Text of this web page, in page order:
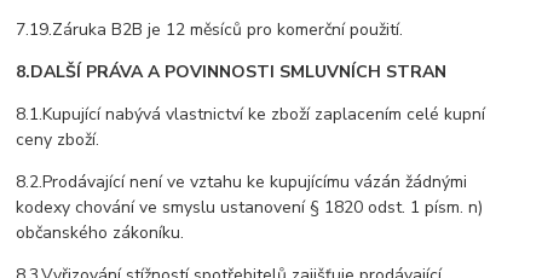
7.19.Záruka B2B je 12 měsíců pro komerční použití.
8.DALŠÍ PRÁVA A POVINNOSTI SMLUVNÍCH STRAN
8.1.Kupující nabývá vlastnictví ke zboží zaplacením celé kupní
ceny zboží.
8.2.Prodávající není ve vztahu ke kupujícímu vázán žádnými
kodexy chování ve smyslu ustanovení § 1820 odst. 1 písm. n)
občanského zákoníku.